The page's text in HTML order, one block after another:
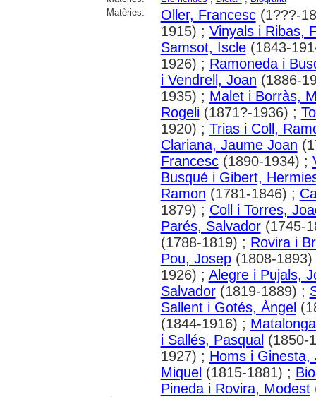
Matèries:
Oller, Francesc(1???-
1915) ; Vinyals i Ribas,
Samsot, Iscle(1843-
1926) ; Ramoneda i
i Vendrell, Joan (1886-
1935) ; Malet i Borràs,
Rogeli(1871?-1936) ;
1920) ; Trias i Coll,
Clariana, Jaume Joan
Francesc(1890-1934) ;
Busqué i Gibert,
Ramon (1781-1846) ;
1879) ; Coll i Torres,
Parés, Salvador(1745-
(1788-1819) ; Rovira i
Pou, Josep(1808-
1926) ; Alegre i Pujals,
Salvador(1819-1889) ;
Sallent i Gotés, Àngel
(1844-1916) ;
i Sallés, Pasqual (1850-
1927) ; Homs i Ginesta,
Miquel (1815-1881) ;
Pineda i Rovira, Modest